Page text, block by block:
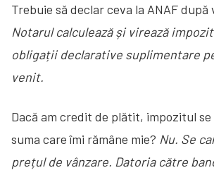
Trebuie să declar ceva la ANAF după
Notarul calculează și virează
obligații declarative suplimentare
venit.
Dacă am credit de plătit, impozitul se
suma care îmi rămâne mie? Nu. Se
prețul de vânzare. Datoria către